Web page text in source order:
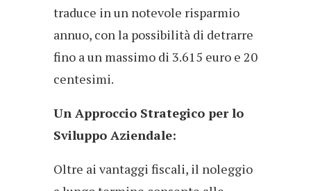
traduce in un notevole risparmio
annuo, con la possibilità di detrarre
fino a un massimo di 3.615 euro e 20
centesimi.
Un Approccio Strategico per lo
Sviluppo Aziendale:
Oltre ai vantaggi fiscali, il noleggio